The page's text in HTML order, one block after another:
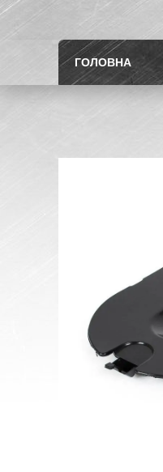
ГОЛОВНА